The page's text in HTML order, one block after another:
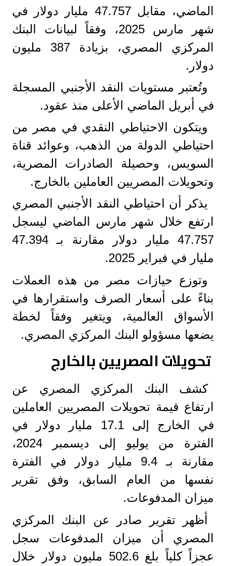
الماضي، مقابل 47.757 مليار دولار في
شهر مارس 2025، وفقاً لبيانات البنك
المركزي المصري، بزيادة 387 مليون
دولار.
وتُعتبر مستويات النقد الأجنبي المسجلة
في أبريل الماضي الأعلى منذ عقود.
ويتكون الاحتياطي النقدي في مصر من
احتياطي الدولة من الذهب، وعوائد قناة
السويس، وحصيلة الصادرات المصرية،
وتحويلات المصريين العاملين بالخارج.
يذكر أن احتياطي النقد الأجنبي المصري
ارتفع خلال شهر مارس الماضي ليسجل
47.757 مليار دولار مقارنة بـ 47.394
مليار في فبراير 2025.
وتوزع حيازات مصر من هذه العملات
بناءً على أسعار الصرف واستقرارها في
الأسواق العالمية، ويتغير وفقاً لخطة
يضعها مسؤولو البنك المركزي المصري.
تحويلات المصريين بالخارج
كشف البنك المركزي المصري عن
ارتفاع قيمة تحويلات المصريين العاملين
في الخارج إلى 17.1 مليار دولار في
الفترة من يوليو إلى ديسمبر 2024،
مقارنة بـ 9.4 مليار دولار في الفترة
نفسها من العام السابق، وفق تقرير
ميزان المدفوعات.
أظهر تقرير صادر عن البنك المركزي
المصري أن ميزان المدفوعات سجل
عجزاً كلياً بلغ 502.6 مليون دولار خلال